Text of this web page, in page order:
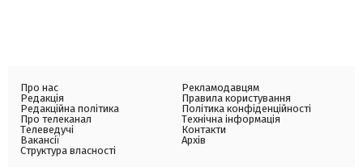
Про нас
Редакція
Редакційна політика
Про телеканал
Телеведучі
Вакансії
Структура власності
Рекламодавцям
Правила користування
Політика конфіденційності
Технічна інформація
Контакти
Архів